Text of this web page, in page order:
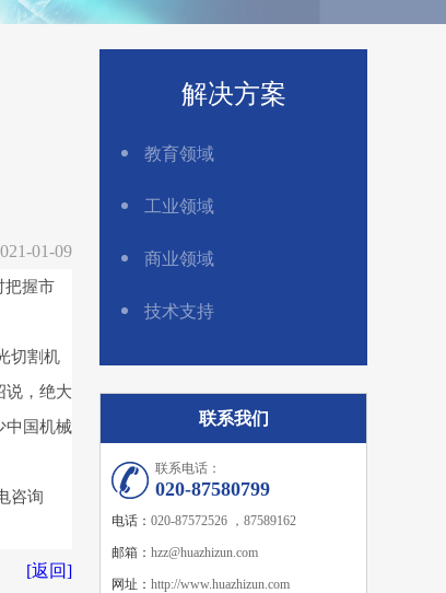
01-09
把握市
切割机
说，绝大
中国机械
咨询
[返回]
解决方案
教育领域
工业领域
商业领域
技术支持
联系我们
联系电话：
020-87580799
电话： 020-87572526 ，87589162
邮箱： hzz@huazhizun.com
网址： http://www.huazhizun.com